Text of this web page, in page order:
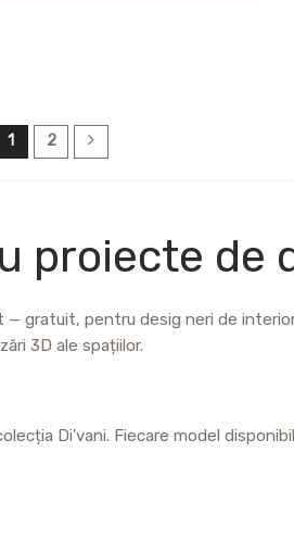
1 2
proiecte de
gratuit, pentru desig neri de
3D ale spațiilor.
Di'vani. Fiecare model